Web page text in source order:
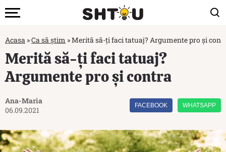
Acasa »Ca să știm »Merită să-ți faci tatuaj? Argumente pro și
Merită să-ți faci tatuaj?
Argumente pro și contra
Ana-Maria
06.09.2021
FACEBOOK WHATSAPP